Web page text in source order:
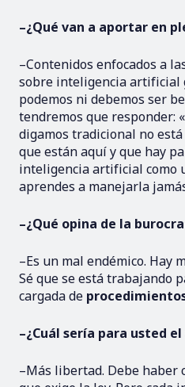
–¿Qué van a aportar en
–Contenidos enfocados a
sobre inteligencia artificial
podemos ni debemos ser
tendremos que responder:
digamos tradicional no
que están aquí y que hay
inteligencia artificial como
aprendes a manejarla
–¿Qué opina de la
–Es un mal endémico. Hay
Sé que se está trabajando
cargada de
–¿Cuál sería para usted
–Más libertad. Debe haber